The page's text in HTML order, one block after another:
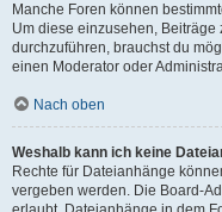
Manche Foren können
Um diese einzusehen,
durchzuführen, brauchst du
einen Moderator oder
Nach oben
Weshalb kann ich keine
Rechte für Dateianhänge
vergeben werden. Die Board-